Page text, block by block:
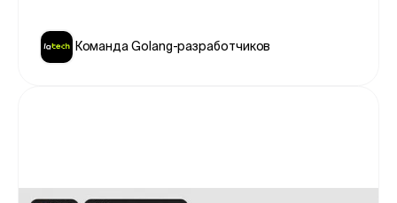
Команда Golang-разработчиков